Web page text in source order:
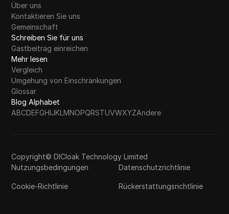
Über uns
Kontaktieren Sie uns
Gemeinschaft
Schreiben Sie für uns
Gastbeitrag einreichen
Mehr lesen
Vergleich
Umgehung von Einschränkungen
Glossar
Blog Alphabet
ABCDEFGHIJKLMNOPQRSTUVWXYZAndere
Copyright© DICloak Technology Limited
Nutzungsbedingungen
Datenschutzrichtlinie
Cookie-Richtlinie Rückerstattungsrichtlinie